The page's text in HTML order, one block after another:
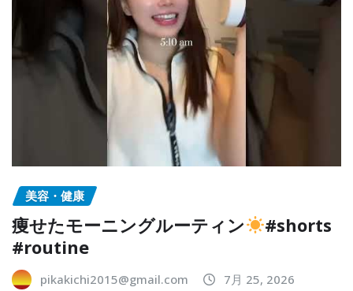
美容・健康
痩せたモーニングルーティン
#shorts
#routine
pikakichi2015@gmail.com 7月 25, 2026